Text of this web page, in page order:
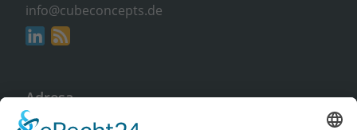
info@cubeconcepts.de
Adresa